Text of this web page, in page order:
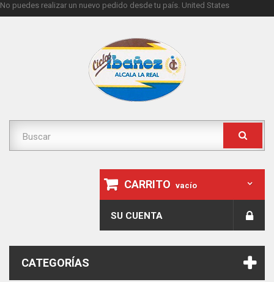
No puedes realizar un nuevo pedido desde tu país. United States
CARRITO vacío
SU CUENTA
CATEGORÍAS